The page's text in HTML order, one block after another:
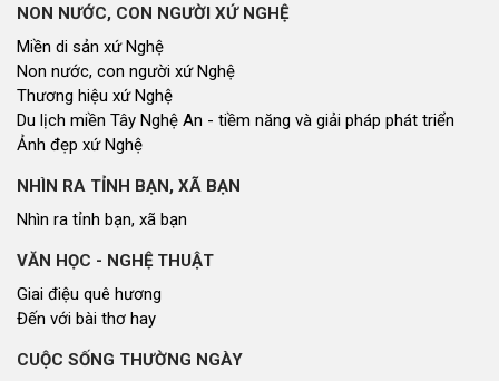
NON NƯỚC, CON NGƯỜI XỨ NGHỆ
Miền di sản xứ Nghệ
Non nước, con người xứ Nghệ
Thương hiệu xứ Nghệ
Du lịch miền Tây Nghệ An - tiềm năng và giải pháp phát triển
Ảnh đẹp xứ Nghệ
NHÌN RA TỈNH BẠN, XÃ BẠN
Nhìn ra tỉnh bạn, xã bạn
VĂN HỌC - NGHỆ THUẬT
Giai điệu quê hương
Đến với bài thơ hay
CUỘC SỐNG THƯỜNG NGÀY